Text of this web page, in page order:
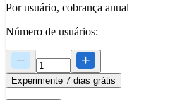
Por usuário, cobrança anual
Número de usuários:
Experimente 7 dias grátis